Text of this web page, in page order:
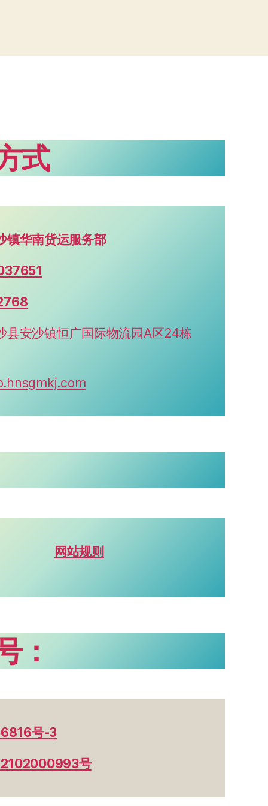
式
镇华南货运服务部
县安沙镇恒广国际物流园A区24栋
网站规则
：
号-3
号